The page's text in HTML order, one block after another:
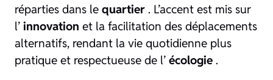
réparties dans le quartier . L’accent est mis sur
l’ innovation et la facilitation des déplacements
alternatifs, rendant la vie quotidienne plus
pratique et respectueuse de l’ écologie .